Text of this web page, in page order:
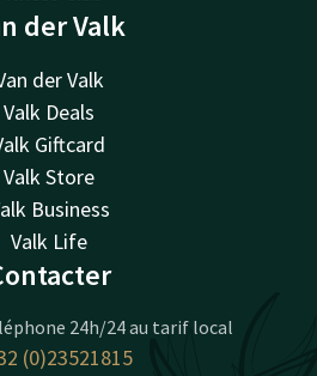
der Valk
der Valk
Valk Deals
Giftcard
Valk Store
Business
Valk Life
24h/24 au tarif local
(0)23521815